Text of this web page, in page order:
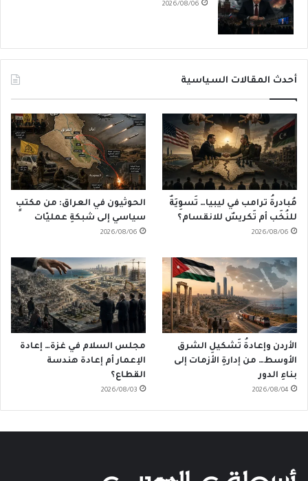
2026/08/06
أحدث المقالات السياسية
مُبادرةُ ترامب في ليبيا… تَسوِيَةٌ
للنُخَب أم تَكريسٌ للانقسام؟
2026/08/06
الحوثيون في العراق: من مكتبٍ
سياسي إلى شبكةِ عمليّات
2026/08/06
الأردن وإعادةُ تَشكيلِ الشرق
الأوسط… من إدارةِ الأزمات إلى
بناءِ الدور
2026/08/04
مجلس السلام في غزة… إعادة
الإعمار أم إعادة هندسة
القطاع؟
2026/08/03